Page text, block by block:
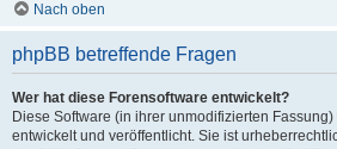
Nach oben
phpBB betreffende Fragen
Wer hat diese Forensoftware entwickelt?
Diese Software (in ihrer unmodifizierten Fassung)
entwickelt und veröffentlicht. Sie ist